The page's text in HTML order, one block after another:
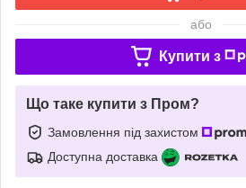
або
Купити з
Що таке купити з Пром?
Замовлення під захистом
Доступна доставка